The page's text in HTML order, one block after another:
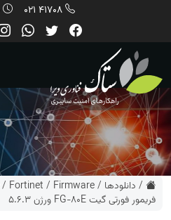
41708 021
/ دانلودها /
Firmware
/
Fortinet
/
فریمور فورتی گیت FG-80E ورژن 5.6.3